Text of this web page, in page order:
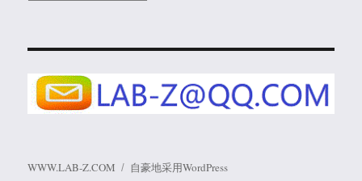
WWW.LAB-Z.COM 自豪地采用WordPress